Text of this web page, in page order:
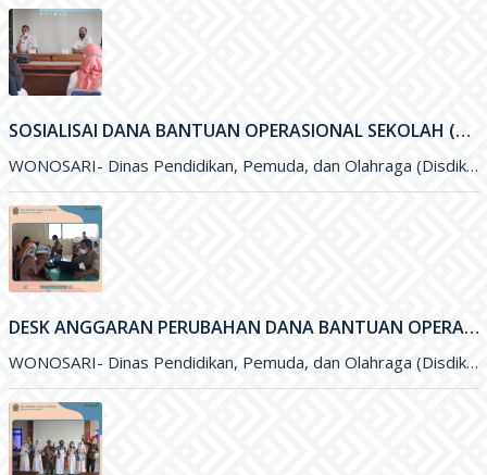
SOSIALISAI DANA BANTUAN OPERASIONAL SEKOLAH (BOS) KINERJA TAHUN 2021
WONOSARI- Dinas Pendidikan, Pemuda, dan Olahraga (Disdikpora) Kabupaten Gunungkidul melalui Subbagian Perencanaan menyelengarakan kegiatan Sosialisai Dana Bantuan Operasional Sekolah (BOS
DESK ANGGARAN PERUBAHAN DANA BANTUAN OPERASIONAL SEKOLAH (BOS) 2021
WONOSARI- Dinas Pendidikan, Pemuda, dan Olahraga (Disdikpora) Kabupaten Gunungkidul menyelenggarakan kegiatan Desk Anggaran Perubahan Dana Bantuan Operasional Sekolah&nbsp; (BOS